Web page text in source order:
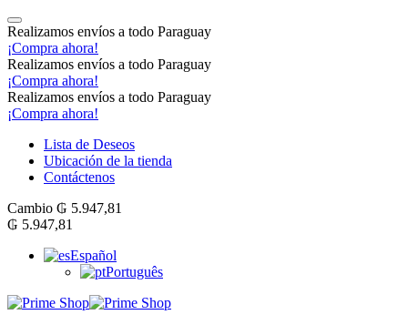
Realizamos envíos a todo Paraguay
¡Compra ahora!
Realizamos envíos a todo Paraguay
¡Compra ahora!
Realizamos envíos a todo Paraguay
¡Compra ahora!
Lista de Deseos
Ubicación de la tienda
Contáctenos
Cambio ₲ 5.947,81
₲ 5.947,81
Español
Português